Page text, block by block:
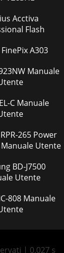
Acctiva
Flash
A303
Manuale Utente
Utente
| 0.027 s